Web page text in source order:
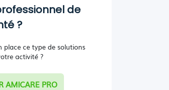
de
?
place ce type de solutions
activité ?
AMICARE PRO